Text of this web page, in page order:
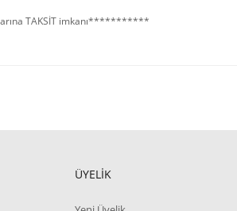
TAKSİT imkanı***********
ÜYELİK